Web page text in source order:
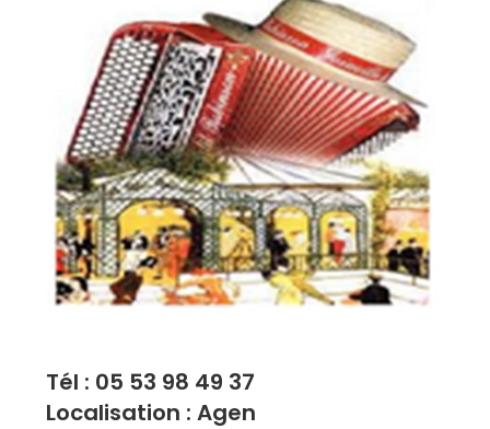
Tél : 05 53 98 49 37
Localisation : Agen